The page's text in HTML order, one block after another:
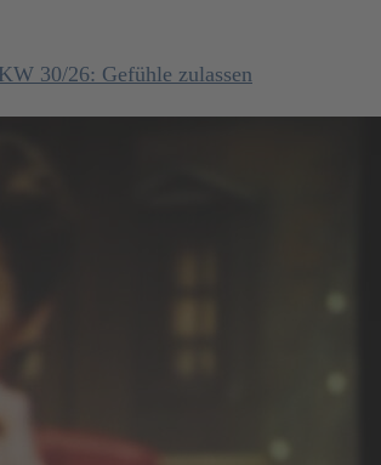
30/26: Gefühle zulassen